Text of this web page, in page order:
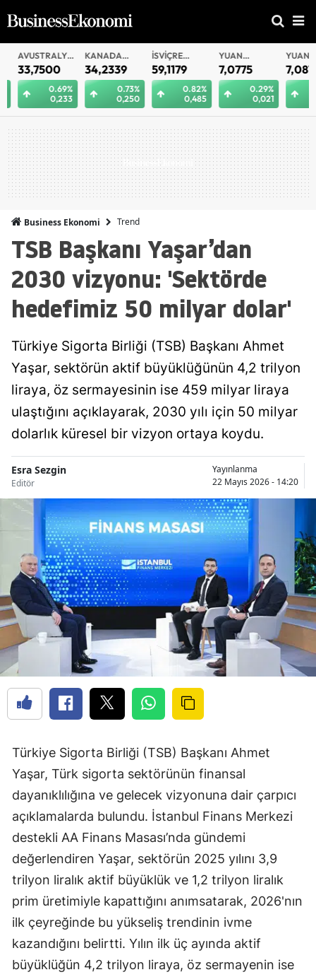
AVUSTRALYA
DOLARI
33,7500
0.69%
0,233
KANADA
DOLARI
34,2339
0.73%
0,250
İSVIÇRE
FRANKI
59,1179
0.82%
0,485
YUAN
OFFSHORE
7,0775
0.29%
0,021
YUAN
7,0812
Business Ekonomi Trend
TSB Başkanı Yaşar’dan
2030 vizyonu: 'Sektörde
hedefimiz 50 milyar dolar'
Türkiye Sigorta Birliği (TSB) Başkanı Ahmet
Yaşar, sektörün aktif büyüklüğünün 4,2 trilyon
liraya, öz sermayesinin ise 459 milyar liraya
ulaştığını açıklayarak, 2030 yılı için 50 milyar
dolarlık küresel bir vizyon ortaya koydu.
Esra Sezgin
Editör
Yayınlanma
22 Mayıs 2026 - 14:20
Türkiye Sigorta Birliği (TSB) Başkanı Ahmet
Yaşar, Türk sigorta sektörünün finansal
dayanıklılığına ve gelecek vizyonuna dair çarpıcı
açıklamalarda bulundu. İstanbul Finans Merkezi
destekli AA Finans Masası’nda gündemi
değerlendiren Yaşar, sektörün 2025 yılını 3,9
trilyon liralık aktif büyüklük ve 1,2 trilyon liralık
prim üretimiyle kapattığını anımsatarak, 2026'nın
ilk çeyreğinde bu yükseliş trendinin ivme
kazandığını belirtti. Yılın ilk üç ayında aktif
büyüklüğün 4,2 trilyon liraya, öz sermayenin ise